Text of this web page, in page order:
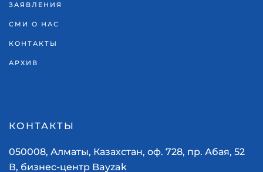
ЗАЯВЛЕНИЯ
СМИ О НАС
КОНТАКТЫ
АРХИВ
КОНТАКТЫ
050008, Алматы, Казахстан, оф. 728, пр. Абая, 52
В, бизнес-центр Bayzak